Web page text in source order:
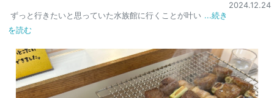
2024.12.24
ずっと行きたいと思っていた水族館に行くことが叶い ...続き
を読む